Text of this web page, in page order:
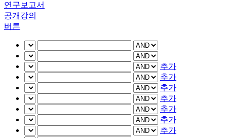
연구보고서
공개강의
버튼
추가
추가
추가
추가
추가
추가
추가